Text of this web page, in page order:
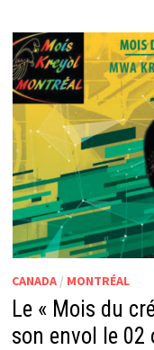
CANADA/ MONTRÉAL
Le « Mois du
son envol le 02